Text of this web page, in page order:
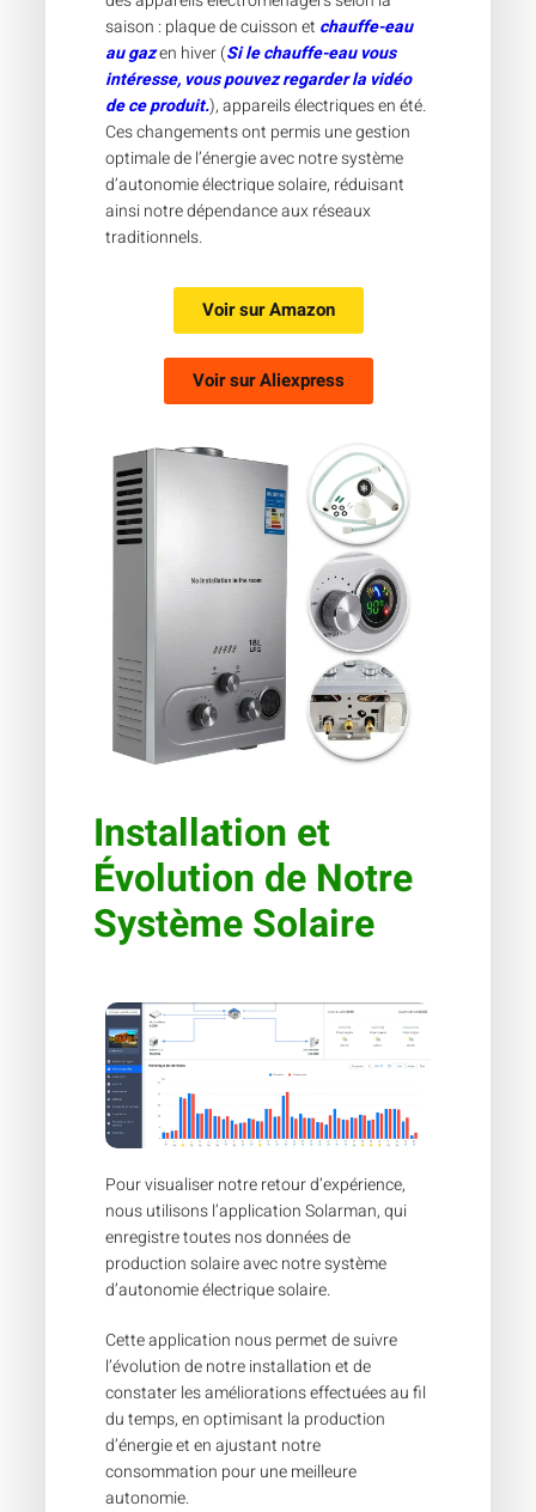
saison : plaque de cuisson et chauffe-eau
au gazen hiver (Si le chauffe-eau vous
intéresse, vous pouvez regarder la vidéo
de ce produit.), appareils électriques en été.
Ces changements ont permis une gestion
optimale de l’énergie avec notre système
d’autonomie électrique solaire, réduisant
ainsi notre dépendance aux réseaux
traditionnels.
Voir surAmazon
Voir surAliexpress
Installation et
Évolution de Notre
Système Solaire
Pour visualiser notre retour d’expérience,
nous utilisons l’application Solarman, qui
enregistre toutes nos données de
production solaire avec notre système
d’autonomie électrique solaire.
Cette application nous permet de suivre
l’évolution de notre installation et de
constater les améliorations effectuées au fil
du temps, en optimisant la production
d’énergie et en ajustant notre
consommation pour une meilleure
autonomie.